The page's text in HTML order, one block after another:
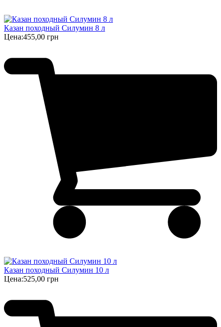
Казан походный Силумин 8 л
Цена:455,00 грн
Казан походный Силумин 10 л
Цена:525,00 грн